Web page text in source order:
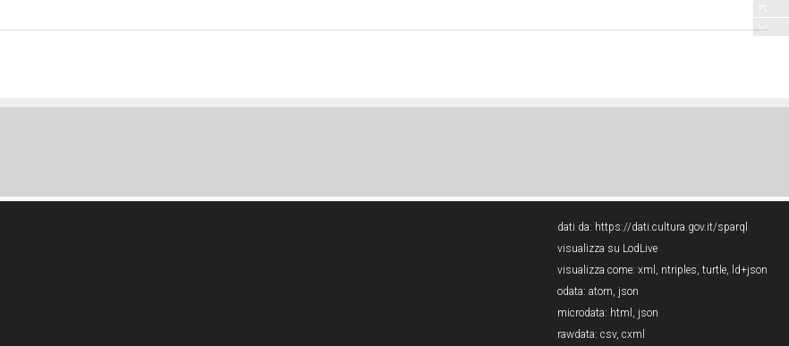
dati da: https://dati.cultura.gov.it/sparql
visualizza su LodLive
visualizza come: xml , ntriples, turtle, ld+json
odata: atom, json
microdata: html , json
rawdata: csv, cxml